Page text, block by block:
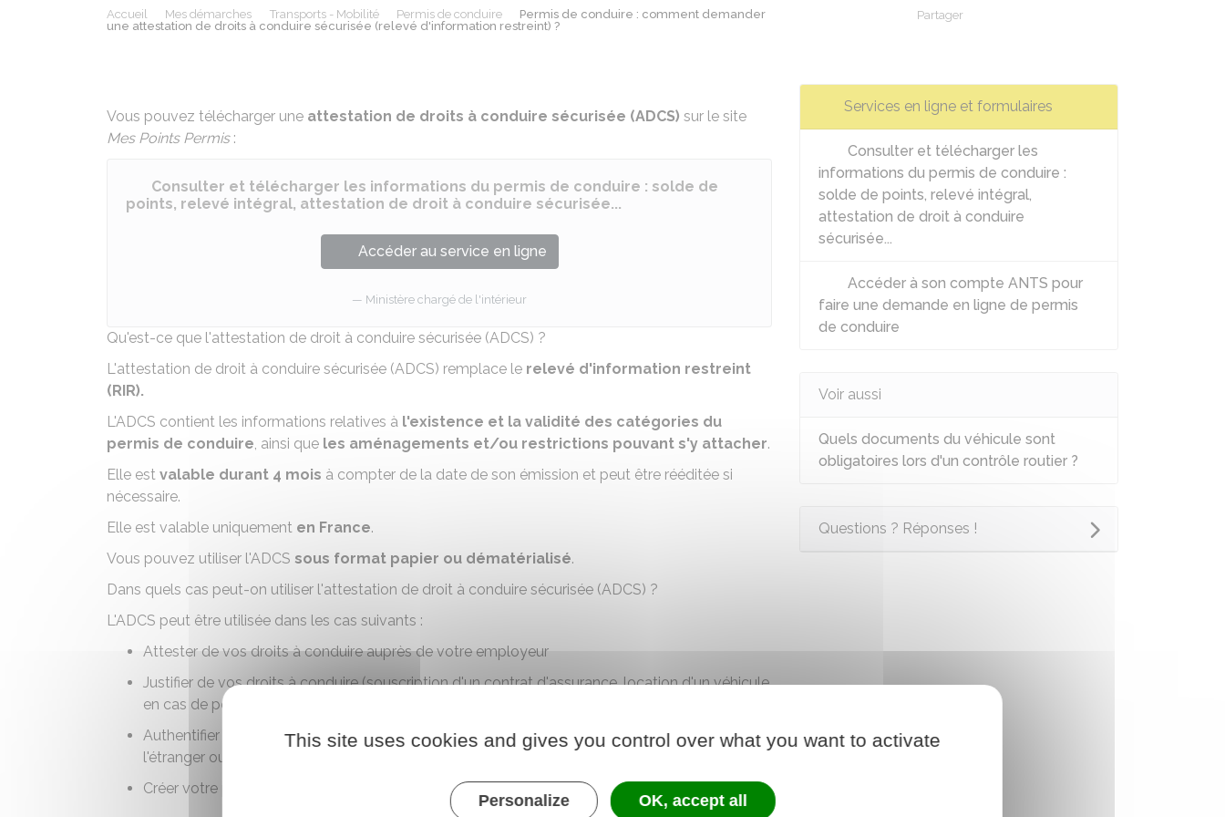
Accueil Mes démarches Transports - Mobilité Permis de conduire
Permis de conduire : comment demander
une attestation de droits à conduire sécurisée (relevé d'information restreint) ?
Partager
Vous pouvez télécharger une attestation de droits à conduire sécurisée (ADCS) sur le site
Mes Points Permis :
Consulter et télécharger les informations du permis de conduire : solde de
points, relevé intégral, attestation de droit à conduire sécurisée...
Accéder au service en ligne
Ministère chargé de l'intérieur
Qu'est-ce que l'attestation de droit à conduire sécurisée (ADCS) ?
L'attestation de droit à conduire sécurisée (ADCS) remplace le relevé d'information restreint
(RIR).
L'ADCS contient les informations relatives à l'existence et la validité des catégories du
permis de conduire, ainsi que les aménagements et/ou restrictions pouvant s'y attacher.
Elle est valable durant 4 mois à compter de la date de son émission et peut être rééditée si
nécessaire.
Elle est valable uniquement en France.
Vous pouvez utiliser l'ADCS sous format papier ou dématérialisé.
Dans quels cas peut-on utiliser l'attestation de droit à conduire sécurisée (ADCS) ?
L'ADCS peut être utilisée dans les cas suivants :
Attester de vos droits à conduire auprès de votre employeur
Justifier de vos droits à conduire (souscription d'un contrat d'assurance, location d'un véhicule,
en cas de perte
Authentifier vos droits à conduire lorsque vous échangez votre permis de conduire à
l'étranger ou auprès d'une
Créer votre permis de conduire dématérialisé surl'application France Identité
Services en ligne et formulaires
Consulter et télécharger les
informations du permis de conduire :
solde de points, relevé intégral,
attestation de droit à conduire
sécurisée...
Accéder à son compte ANTS pour
faire une demande en ligne de permis
de conduire
Voir aussi
Quels documents du véhicule sont
obligatoires lors d'un contrôle routier ?
Questions ? Réponses !
This site uses cookies and gives you control over what you want to activate
Personalize OK, accept all